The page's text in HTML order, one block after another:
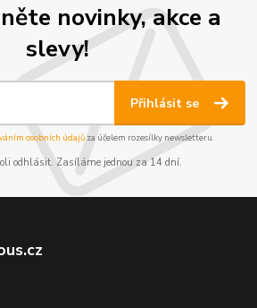
novinky, akce a
slevy!
Přihlásit se
osobních údajůza účelem rozesílky newsletteru.
odhlásit. Zasíláme jednou za 14 dní.